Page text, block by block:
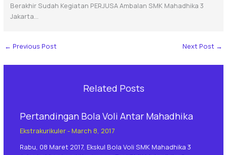
Berakhir Sudah Kegiatan PERJUSA Ambalan SMK Mahadhika 3
Jakarta…
← Previous Post Next Post →
Related Posts
Pertandingan Bola Voli Antar Mahadhika
Ekstrakurikuler- March 8, 2017
Rabu, 08 Maret 2017, Ekskul Bola Voli SMK Mahadhika 3